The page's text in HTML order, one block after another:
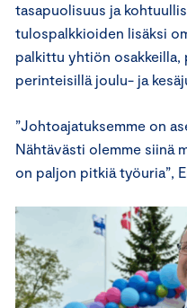
tasapuolisuus ja
tulospalkkioiden lisäksi
palkittu yhtiön osakkeilla,
perinteisillä joulu- ja
”Johtoajatuksemme on
Nähtävästi olemme siinä
on paljon pitkiä työuria”,